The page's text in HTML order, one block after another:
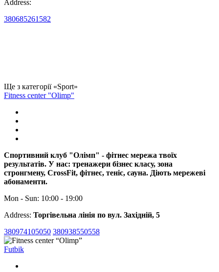
Address:
380685261582
Ще з категорії «Sport»
Fitness center "Olimp"
Спортивний клуб "Олімп" - фітнес мережа твоїх
результатів. У нас: тренажери бізнес класу, зона
стронгмену, CrossFit, фітнес, теніс, сауна. Діють мережеві
абонаменти.
Mon - Sun: 10:00 - 19:00
Address: Торгівельна лінія по вул. Західній, 5
380974105050 380938550558
Futbik